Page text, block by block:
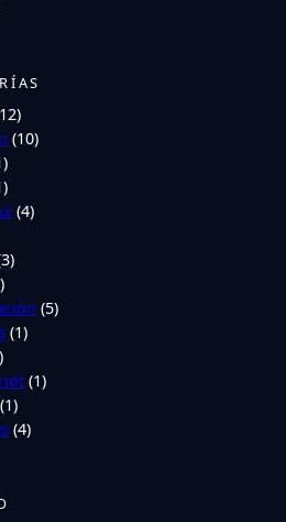
(10)
(4)
(5)
(1)
(1)
(1)
(4)